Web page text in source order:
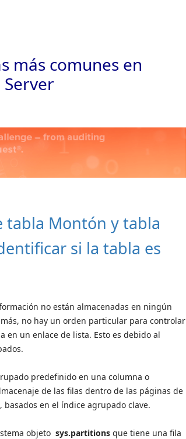
más comunes en
tabla Montón y tabla
si la tabla es
no están almacenadas en ningún
no hay un orden particular para controlar
en un enlace de lista. Esto es debido al
predefinido en una columna o
de las filas dentro de las páginas de
en el índice agrupado clave.
objeto sys.partitions que tiene una fila